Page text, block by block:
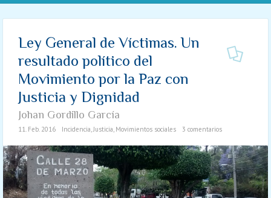
Ley General de Víctimas. Un
resultado político del
Movimiento por la Paz con
Justicia y Dignidad
Johan Gordillo García
11. Feb. 2016 Incidencia,Justicia, Movimientos sociales 3 comentarios